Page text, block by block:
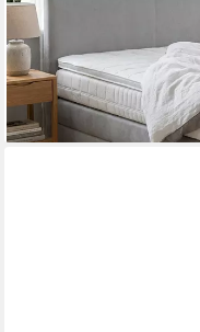
Boxspringbett Montana
inkl. Matratze und
ab 1.069,00 €
lieferbar in 5 Wochen